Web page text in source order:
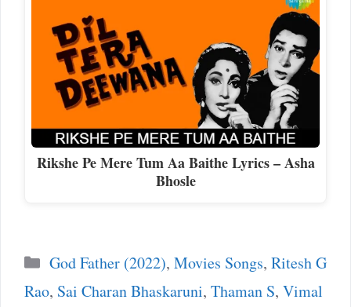
Rikshe Pe Mere Tum Aa Baithe Lyrics – Asha
Bhosle
Categories
God Father (2022), Movies Songs, Ritesh G
Rao, Sai Charan Bhaskaruni, Thaman S, Vimal